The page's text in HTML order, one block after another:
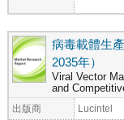
病毒載體生
2035年）
Viral Vector
and
出版商 Lucintel